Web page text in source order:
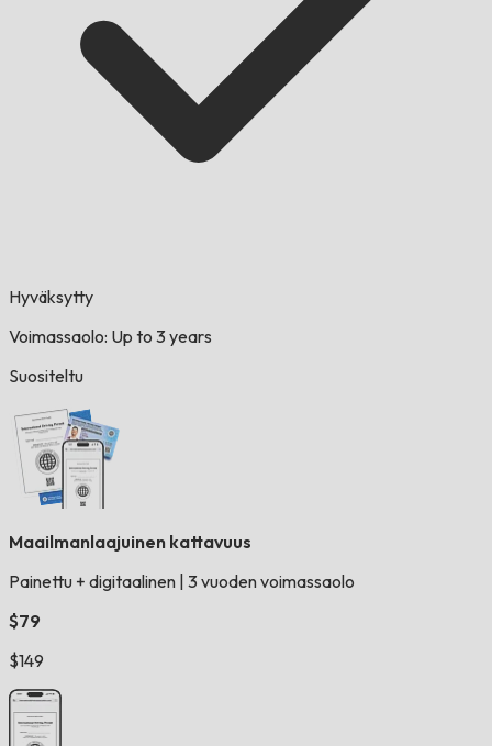
Hyväksytty
Voimassaolo: Up to 3 years
Suositeltu
Maailmanlaajuinen kattavuus
Painettu + digitaalinen 3 vuoden voimassaolo
$79
$149